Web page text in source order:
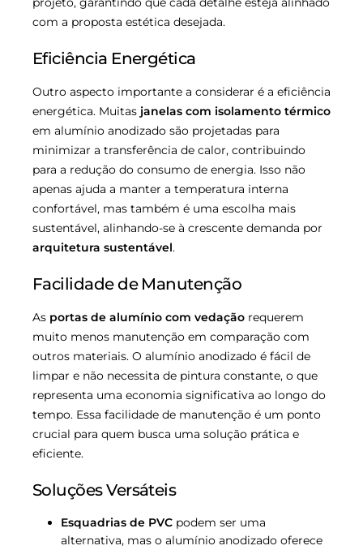
com a proposta estética desejada.
Eficiência Energética
Outro aspecto importante a considerar é a eficiência
energética. Muitas janelas com isolamento térmico
em alumínio anodizado são projetadas para
minimizar a transferência de calor, contribuindo
para a redução do consumo de energia. Isso não
apenas ajuda a manter a temperatura interna
confortável, mas também é uma escolha mais
sustentável, alinhando-se à crescente demanda por
arquitetura sustentável.
Facilidade de Manutenção
As portas de alumínio com vedação requerem
muito menos manutenção em comparação com
outros materiais. O alumínio anodizado é fácil de
limpar e não necessita de pintura constante, o que
representa uma economia significativa ao longo do
tempo. Essa facilidade de manutenção é um ponto
crucial para quem busca uma solução prática e
eficiente.
Soluções Versáteis
Esquadrias de PVC podem ser uma
alternativa, mas o alumínio anodizado oferece